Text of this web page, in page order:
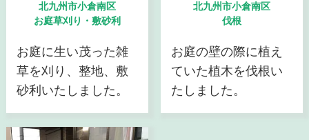
北九州市小倉南区
お庭草刈り・敷砂利
お庭に生い茂った雑
草を刈り、整地、敷
砂利いたしました。
北九州市小倉南区
伐根
お庭の壁の際に植え
ていた植木を伐根い
たしました。